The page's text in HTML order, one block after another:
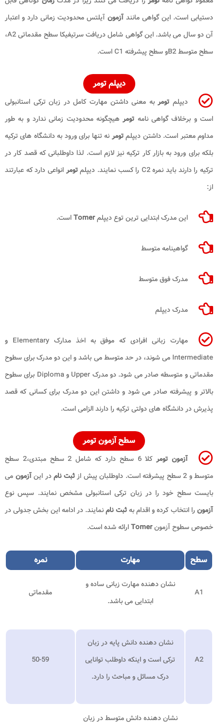
دستیابی است. این گواهی مانند آزمون آیلتس محدودیت زمانی دارد و اعتبار
آن دو سال می باشد. این گواهی شامل دریافت سرتیفیکا سطح مقدماتیA2،
سطح متوسطB2و سطح پیشرفته C1است.
دیپلمتومر
دیپلم تومربه معنی داشتن مهارت کامل در زبان ترکی استانبولی
است و برخلاف گواهی نامه تومر هیچگونه محدودیت زمانی ندارد و به طور
مداوم معتبر است. داشتن دیپلمتومرنه تنها برای ورود به دانشگاه های ترکیه
بلکه برای ورود به بازار کار ترکیه نیز لازم است. لذا داوطلبانی که قصد کار در
ترکیه را دارند باید نمرهC2 را کسب نمایند. دیپلمتومرانواعی دارد که عبارتند
از:
این مدرک ابتدایی ترین توع دیپلمTomerاست.
گواهینامه متوسط
مدرک فوق متوسط
مدرک دیپلم
مهارت زبانی افرادی که موفق به اخذ مدارکElementary و
Intermediate می شوند، در حد متوسط می باشد و این دو مدرک برای سطوح
مقدماتی و متوسطه صادر می شود. دو مدرک Upper وDiploma برای سطوح
بالاتر و پیشرفته صادر می شود و داشتن این دو مدرک برای کسانی که قصد
پذیرش در دانشگاه های دولتی ترکیه را دارند الزامی است.
سطح آزمون تومر
آزمون تومر
کلا 6 سطح دارد که شامل 2 سطح مبتدی،2 سطح
متوسط و 2 سطح پیشرفته است. داوطلبان پیش از
ثبت نامدر اینآزمون می
بایست سطح خود را در زبان ترکی استانبولی مشخص نمایند. سپس نوع
آزمون را انتخاب کرده و اقدام بهثبت نامنمایند. در ادامه این بخش جدولی در
خصوص سطوح آزمونTomerارائه شده است.
سطح مهارت نمره
A1
نشان دهنده مهارت زبانی ساده و
ابتدایی می باشد.
مقدماتی
A2
نشان دهنده دانش پایه در زبان
ترکی است و اینکه داوطلب توانایی
درک مسائل و مباحث را دارد.
50-59
نشان دهنده دانش متوسط در زبان